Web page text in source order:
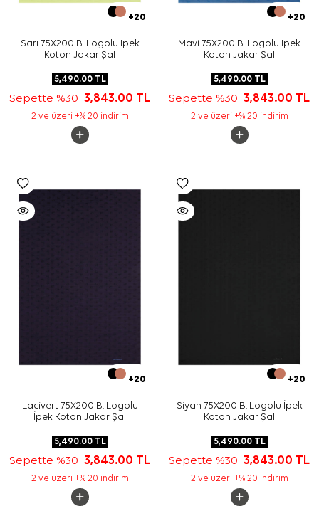
+20
Sarı 75X200 B. Logolu İpek
Koton Jakar Şal
5,490.00TL
Sepette %30 3,843.00 TL
2 ve üzeri +% 20 indirim
+20
Mavi 75X200 B. Logolu İpek
Koton Jakar Şal
5,490.00TL
Sepette %30 3,843.00 TL
2 ve üzeri +% 20 indirim
+20
Lacivert 75X200 B. Logolu
İpek Koton Jakar Şal
5,490.00TL
Sepette %30 3,843.00 TL
2 ve üzeri +% 20 indirim
+20
Siyah 75X200 B. Logolu İpek
Koton Jakar Şal
5,490.00TL
Sepette %30 3,843.00 TL
2 ve üzeri +% 20 indirim